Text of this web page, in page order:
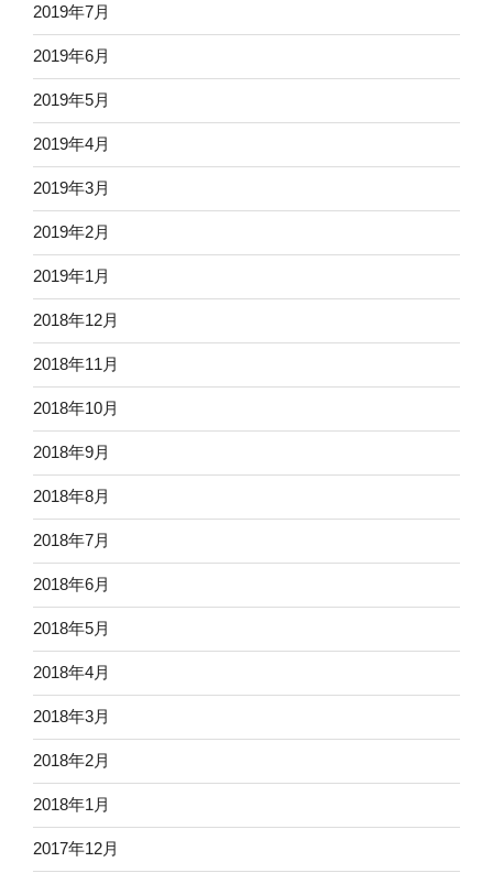
2019年7月
2019年6月
2019年5月
2019年4月
2019年3月
2019年2月
2019年1月
2018年12月
2018年11月
2018年10月
2018年9月
2018年8月
2018年7月
2018年6月
2018年5月
2018年4月
2018年3月
2018年2月
2018年1月
2017年12月